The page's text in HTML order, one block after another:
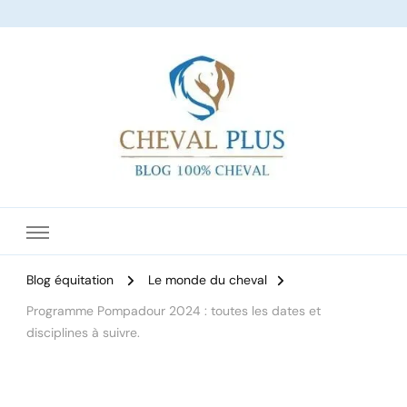
Blog équitation
Le monde du cheval
Programme Pompadour 2024 : toutes les dates et
disciplines à suivre.